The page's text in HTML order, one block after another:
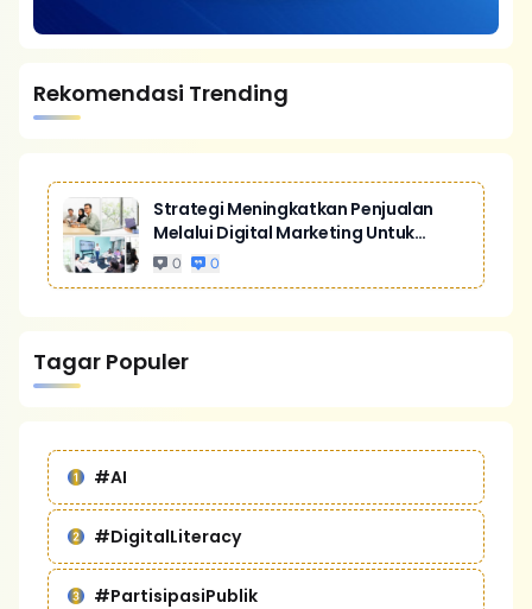
Rekomendasi Trending
Strategi Meningkatkan Penjualan
Melalui Digital Marketing Untuk
Bisnis Yang Lebih Kompetitif
0 0
Tagar Populer
#AI
#DigitalLiteracy
#PartisipasiPublik